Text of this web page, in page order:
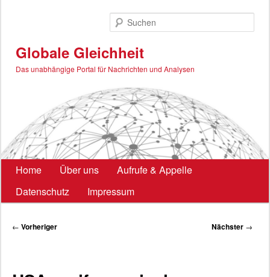
Globale Gleichheit
Das unabhängige Portal für Nachrichten und Analysen
Hauptmenü
Home Über uns
Aufrufe & Appelle
Datenschutz
Impressum
Beitragsnavigation
← Vorheriger Nächster →